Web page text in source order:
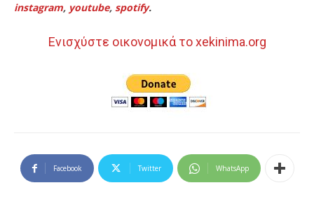
instagram, youtube, spotify.
Ενισχύστε οικονομικά το xekinima.org
Facebook Twitter WhatsApp